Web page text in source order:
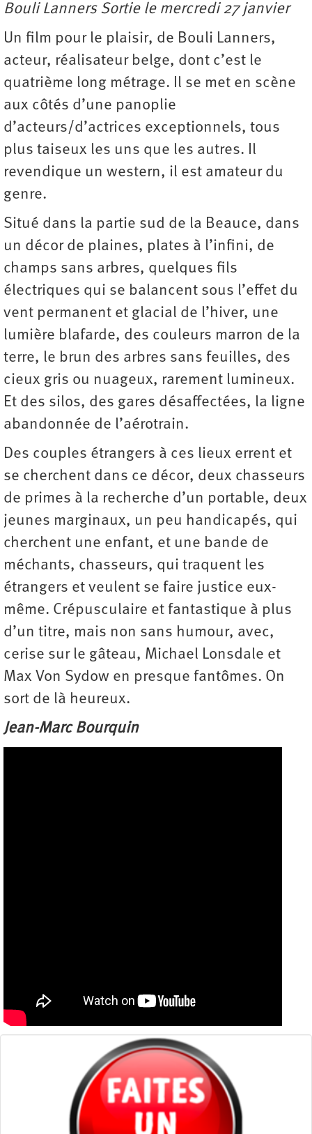
Bouli Lanners Sortie le mercredi 27 janvier
Un film pour le plaisir, de Bouli Lanners,
acteur, réalisateur belge, dont c’est le
quatrième long métrage. Il se met en scène
aux côtés d’une panoplie
d’acteurs/d’actrices exceptionnels, tous
plus taiseux les uns que les autres. Il
revendique un western, il est amateur du
genre.
Situé dans la partie sud de la Beauce, dans
un décor de plaines, plates à l’infini, de
champs sans arbres, quelques fils
électriques qui se balancent sous l’effet du
vent permanent et glacial de l’hiver, une
lumière blafarde, des couleurs marron de la
terre, le brun des arbres sans feuilles, des
cieux gris ou nuageux, rarement lumineux.
Et des silos, des gares désaffectées, la ligne
abandonnée de l’aérotrain.
Des couples étrangers à ces lieux errent et
se cherchent dans ce décor, deux chasseurs
de primes à la recherche d’un portable, deux
jeunes marginaux, un peu handicapés, qui
cherchent une enfant, et une bande de
méchants, chasseurs, qui traquent les
étrangers et veulent se faire justice eux-
même. Crépusculaire et fantastique à plus
d’un titre, mais non sans humour, avec,
cerise sur le gâteau, Michael Lonsdale et
Max Von Sydow en presque fantômes. On
sort de là heureux.
Jean-Marc Bourquin